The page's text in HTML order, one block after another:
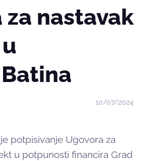
nastavak
10/07/2024
potpisivanje Ugovora za
u potpunosti financira Grad